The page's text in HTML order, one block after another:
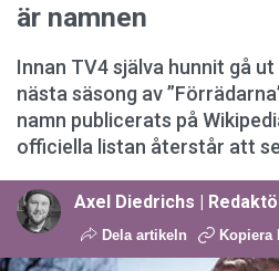
är namnen
Innan TV4 själva hunnit gå
nästa säsong av
namn publicerats på
officiella listan återstår att
Axel Diedrichs |
Dela artikeln Kopiera